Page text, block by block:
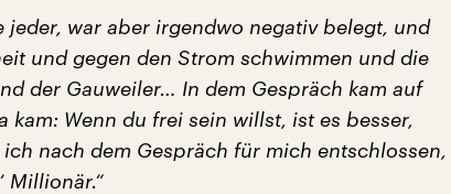
jeder, war aber irgendwo negativ belegt, und
und gegen den Strom schwimmen und die
der Gauweiler… In dem Gespräch kam auf
kam: Wenn du frei sein willst, ist es besser,
nach dem Gespräch für mich entschlossen,
Millionär.“